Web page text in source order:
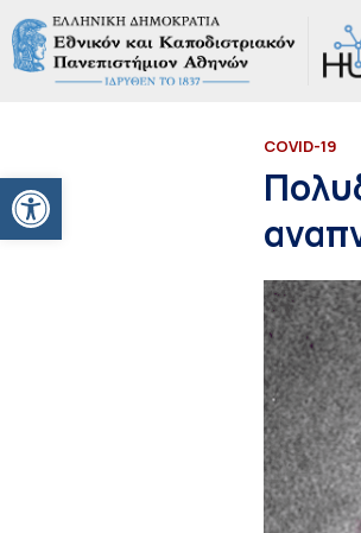
Ανοίξτε τη γραμμή εργαλείων
COVID-19